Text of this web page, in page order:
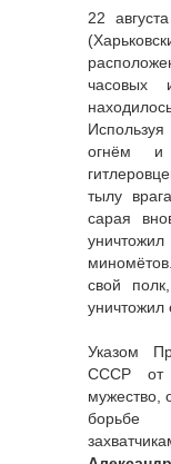
22
часовых
огнём и
тылу
сарая
свой
уничтожил
Указом
СССР от
мужество,
борьбе